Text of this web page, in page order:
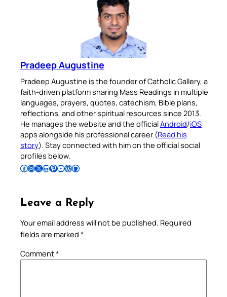
Pradeep Augustine
Pradeep Augustine is the founder of Catholic Gallery, a
faith-driven platform sharing Mass Readings in multiple
languages, prayers, quotes, catechism, Bible plans,
reflections, and other spiritual resources since 2013.
He manages the website and the officialAndroid/iOS
apps alongside his professional career (Read his
story). Stay connected with him on the official social
profiles below.
Follow Pradeep on Facebook Follow Pradeep on InstagramFollow Pradeep on X Follow Pradeep on LinkedIn Follow Pradeep on Pinterest Subscribe to Pradeep’s Youtube Channel Follow Pradeep on WordPress Follow Pradeep on GitHub
Leave a Reply
Your email address will not be published. Required
fields are marked *
Comment*